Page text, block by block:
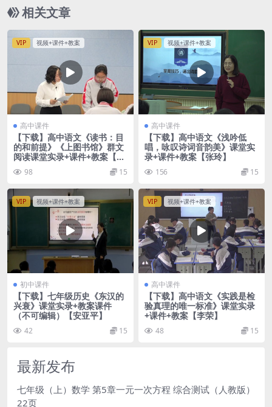
相关文章
VIP 视频+课件+教案
高中课件
【下载】高中语文《读书：目
的和前提》《上图书馆》群文
阅读课堂实录+课件+教案【汪
慧】
98 15
VIP 视频+课件+教案
高中课件
【下载】高中语文《浅吟低
唱，咏叹诗词音韵美》课堂实
录+课件+教案【张玲】
156 15
VIP 视频+课件+教案
初中课件
【下载】七年级历史《东汉的
兴衰》课堂实录+教案课件
（不可编辑）【安亚平】
42 15
VIP 视频+课件+教案
高中课件
【下载】高中语文《实践是检
验真理的唯一标准》课堂实录
+课件+教案【李荣】
48 15
最新发布
七年级（上）数学 第5章一元一次方程 综合测试（人教版）
22页